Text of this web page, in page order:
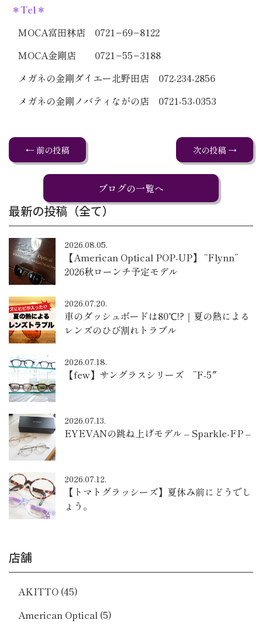
＊Tel＊
MOCA富田林店 0721−69−8122
MOCA金剛店 0721−55−3188
メガネの金剛ダイエー北野田店 072-234-2856
メガネの金剛ノバティながの店 0721-53-0353
← 前の投稿 次の投稿 →
ブログの一覧へ
最新の投稿（全て）
2026.08.05.
【American Optical POP-UP】 “Flynn”
2026秋ローンチ予定モデル
2026.07.20.
車のダッシュボードは80℃!?｜夏の熱による
レンズのひび割れトラブル
2026.07.18.
【few】サングラスシリーズ ”F-5″
2026.07.13.
EYEVANの跳ね上げモデル – Sparkle-FP –
2026.07.12.
【トマトグラッシーズ】夏休み前にどうでし
ょう。
店舗
AKITTO (45)
American Optical (5)